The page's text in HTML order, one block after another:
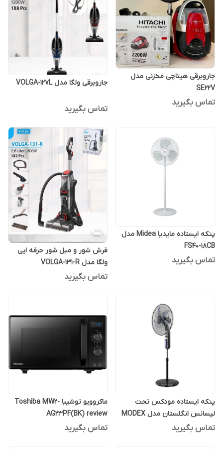
جاروبرقی هیتاچی مخزنی مدل
SE22V
تماس بگیرید
جاروبرقی ولگا مدل VOLGA-127L
تماس بگیرید
پنکه ایستاده مایدیا Midea مدل
FS40-18CB
تماس بگیرید
فرش شور و مبل شور حرفه ایی
ولگا مدل VOLGA-131-R
تماس بگیرید
پنکه ایستاده مودکس تحت
لیسانس انگلستان مدل MODEX
820
تماس بگیرید
ماکروویو توشیبا Toshiba MW2-
AG23PF(BK) review
تماس بگیرید